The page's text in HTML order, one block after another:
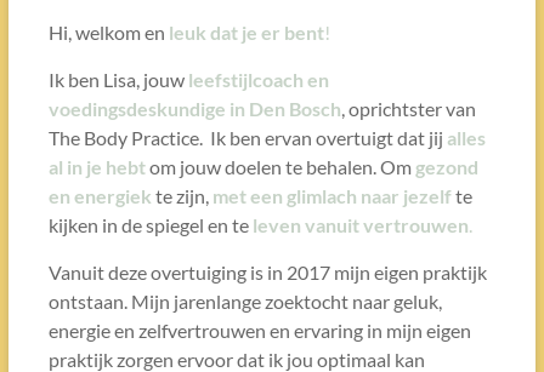
Hi, welkom en leuk dat je er bent!
Ik ben Lisa, jouw leefstijlcoach en
voedingsdeskundige in Den Bosch , oprichtster van
The Body Practice. Ik ben ervan overtuigt dat jij alles
al in je hebtom jouw doelen te behalen. Om gezond
en energiek te zijn, met een glimlach naar jezelfte
kijken in de spiegel en te leven vanuit vertrouwen
Vanuit deze overtuiging is in 2017 mijn eigen praktijk
ontstaan. Mijn jarenlange zoektocht naar geluk,
energie en zelfvertrouwen en ervaring in mijn eigen
praktijk zorgen ervoor dat ik jou optimaal kan